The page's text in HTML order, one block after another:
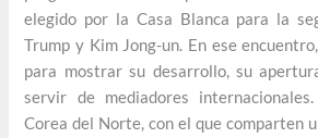
elegido por la Casa Blanca para la
Trump y Kim Jong-un. En ese
para mostrar su desarrollo, su
servir de mediadores
Corea del Norte, con el que comparten